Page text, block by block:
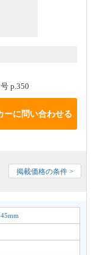
p.350
ーに問い合わせる
掲載価格の条件 >